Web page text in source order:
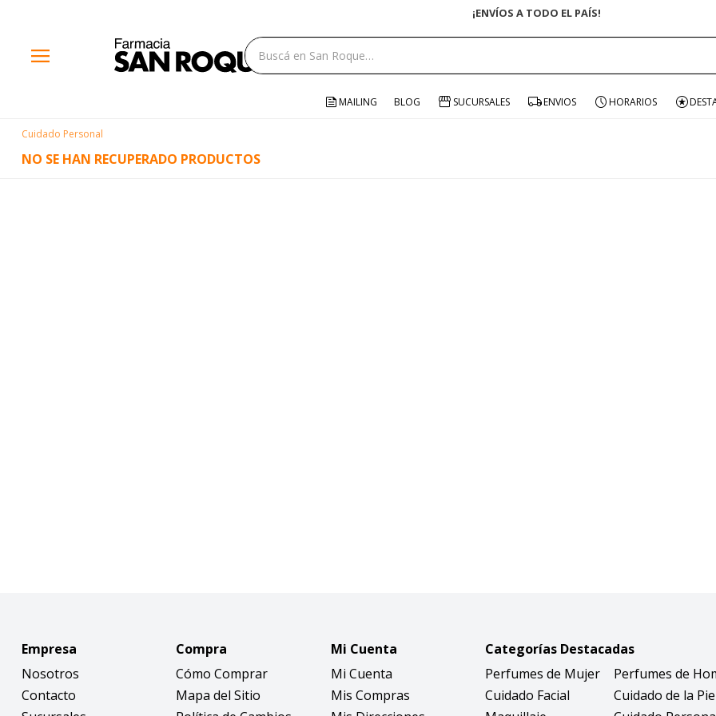
¡ENVÍOS A TODO EL PAÍS!
menu
MAILING BLOG SUCURSALES ENVIOS HORARIOS
Cuidado Personal
NO SE HAN RECUPERADO PRODUCTOS
Empresa
Nosotros
Contacto
Compra
Cómo Comprar
Mapa del Sitio
Mi Cuenta
Mi Cuenta
Mis Compras
Categorías Destacadas
Perfumes de Mujer
Perfumes de
Cuidado Facial
Cuidado de la
close
storefront
help